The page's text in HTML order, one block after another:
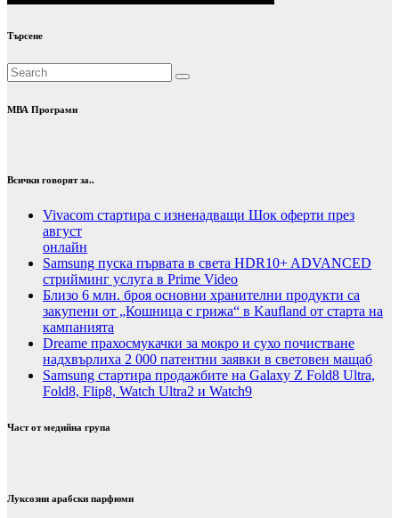
Търсене
МВА Програми
Всички говорят за..
Vivacom стартира с изненадващи Шок оферти през
август
онлайн
Samsung пуска първата в света HDR10+ ADVANCED
стрийминг услуга в Prime Video
Близо 6 млн. броя основни хранителни продукти са
закупени от „Кошница с грижа“ в Kaufland от старта на
кампанията
Dreame прахосмукачки за мокро и сухо почистване
надхвърлиха 2 000 патентни заявки в световен мащаб
Samsung стартира продажбите на Galaxy Z Fold8 Ultra,
Fold8, Flip8, Watch Ultra2 и Watch9
Част от медийна група
Луксозни арабски парфюми